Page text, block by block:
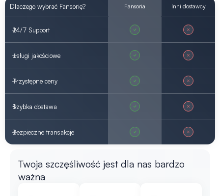
Dlaczego wybrać Fansorię? Fansoria Inni dostawcy
24/7 Support
Usługi jakościowe
Przystępne ceny
Szybka dostawa
Bezpieczne transakcje
Twoja szczęśliwość jest dla nas bardzo
ważna